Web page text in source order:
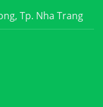
Tp. Nha Trang